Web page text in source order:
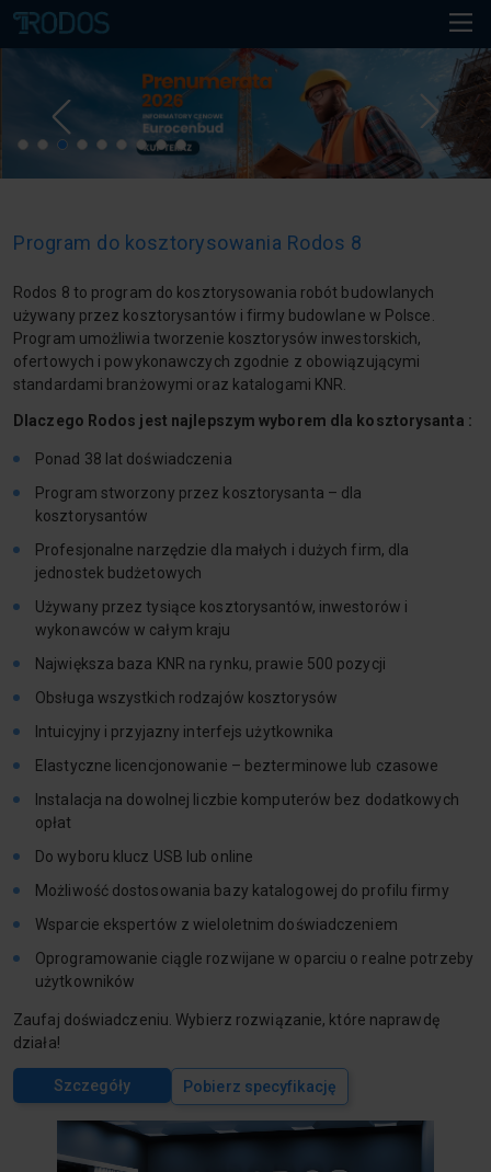
Program do kosztorysowania Rodos 8
Rodos 8 to program do kosztorysowania robót budowlanych
używany przez kosztorysantów i firmy budowlane w Polsce.
Program umożliwia tworzenie kosztorysów inwestorskich,
ofertowych i powykonawczych zgodnie z obowiązującymi
standardami branżowymi oraz katalogami KNR.
Dlaczego Rodos jest najlepszym wyborem dla kosztorysanta :
Ponad 38 lat doświadczenia
Program stworzony przez kosztorysanta – dla
kosztorysantów
Profesjonalne narzędzie dla małych i dużych firm, dla
jednostek budżetowych
Używany przez tysiące kosztorysantów, inwestorów i
wykonawców w całym kraju
Największa baza KNR na rynku, prawie 500 pozycji
Obsługa wszystkich rodzajów kosztorysów
Intuicyjny i przyjazny interfejs użytkownika
Elastyczne licencjonowanie – bezterminowe lub czasowe
Instalacja na dowolnej liczbie komputerów bez dodatkowych
opłat
Do wyboru klucz USB lub online
Możliwość dostosowania bazy katalogowej do profilu firmy
Wsparcie ekspertów z wieloletnim doświadczeniem
Oprogramowanie ciągle rozwijane w oparciu o realne potrzeby
użytkowników
Zaufaj doświadczeniu. Wybierz rozwiązanie, które naprawdę
działa!
Szczegóły Pobierz specyfikację